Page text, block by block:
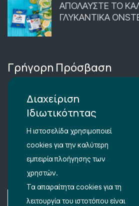
ΑΠΟΛΑΥΣΤΕ ΤΟ
ΓΛΥΚΑΝΤΙΚΑ
Γρήγορη Πρόσβαση
Περιοχή Μέλών
Καλάθι Αγορών
Λίστα Αγαπημένων
Όροι Χρήσης
Ρυθμίσεις Ιδιωτικότητας
Διαχείριση
Ιδιωτικότητας
Η ιστοσελίδα χρησιμοποιεί
cookies για την καλύτερη
εμπειρία πλοήγησης των
χρηστών.
Τα απαραίτητα cookies για τη
λειτουργία του ιστοτόπου είναι